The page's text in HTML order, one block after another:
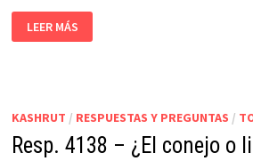
LEER MÁS
KASHRUT / RESPUESTAS Y PREGUNTAS /
Resp. 4138 – ¿El conejo o